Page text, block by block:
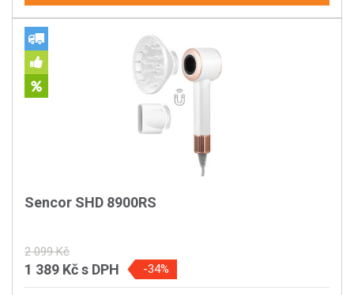
Sencor SHD 8900RS
2 099 Kč
1 389 Kčs DPH -34%